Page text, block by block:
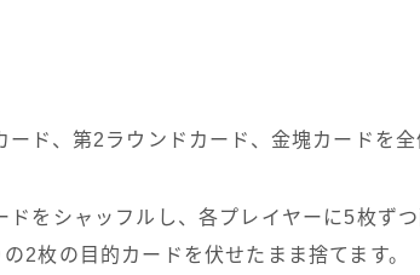
ド、第2ラウンドカード、金塊カードを全
をシャッフルし、各プレイヤーに5枚ず
2枚の目的カードを伏せたまま捨てます。